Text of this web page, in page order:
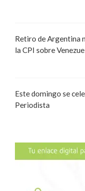
Retiro de Argentina
la CPI sobre
Este domingo se
Periodista